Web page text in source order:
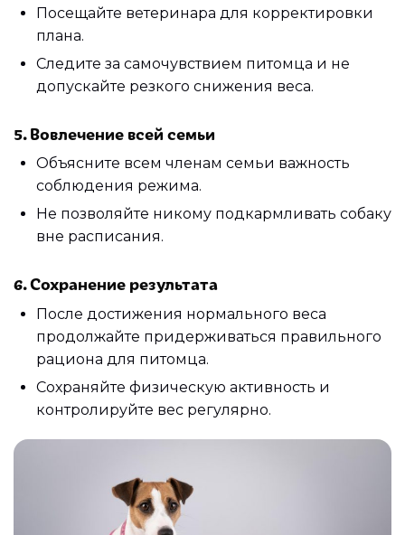
Посещайте ветеринара для корректировки
плана.
Следите за самочувствием питомца и не
допускайте резкого снижения веса.
5. Вовлечение всей семьи
Объясните всем членам семьи важность
соблюдения режима.
Не позволяйте никому подкармливать собаку
вне расписания.
6. Сохранение результата
После достижения нормального веса
продолжайте придерживаться правильного
рациона для питомца.
Сохраняйте физическую активность и
контролируйте вес регулярно.